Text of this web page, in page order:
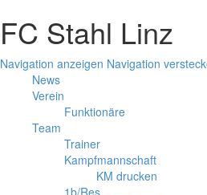
FC Stahl Linz
Navigation anzeigen Navigation
News
Verein
Funktionäre
Team
Trainer
Kampfmannschaft
KM drucken
1b/Res